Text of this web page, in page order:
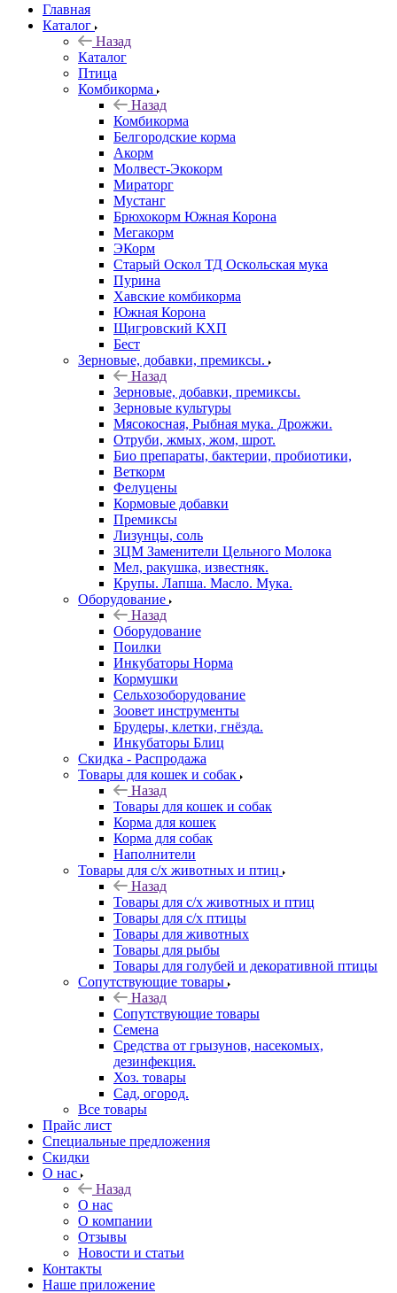
Главная
Каталог
Назад
Каталог
Птица
Комбикорма
Назад
Комбикорма
Белгородские корма
Акорм
Молвест-Экокорм
Мираторг
Мустанг
Брюхокорм Южная Корона
Мегакорм
ЭКорм
Старый Оскол ТД Оскольская мука
Пурина
Хавские комбикорма
Южная Корона
Щигровский КХП
Бест
Зерновые, добавки, премиксы.
Назад
Зерновые, добавки, премиксы.
Зерновые культуры
Мясокосная, Рыбная мука. Дрожжи.
Отруби, жмых, жом, шрот.
Био препараты, бактерии, пробиотики,
Веткорм
Фелуцены
Кормовые добавки
Премиксы
Лизунцы, соль
ЗЦМ Заменители Цельного Молока
Мел, ракушка, известняк.
Крупы. Лапша. Масло. Мука.
Оборудование
Назад
Оборудование
Поилки
Инкубаторы Норма
Кормушки
Сельхозоборудование
Зоовет инструменты
Брудеры, клетки, гнёзда.
Инкубаторы Блиц
Скидка - Распродажа
Товары для кошек и собак
Назад
Товары для кошек и собак
Корма для кошек
Корма для собак
Наполнители
Товары для с/х животных и птиц
Назад
Товары для с/х животных и птиц
Товары для с/х птицы
Товары для животных
Товары для рыбы
Товары для голубей и декоративной птицы
Сопутствующие товары
Назад
Сопутствующие товары
Семена
Средства от грызунов, насекомых,
дезинфекция.
Хоз. товары
Сад, огород.
Все товары
Прайс лист
Специальные предложения
Скидки
О нас
Назад
О нас
О компании
Отзывы
Новости и статьи
Контакты
Наше приложение